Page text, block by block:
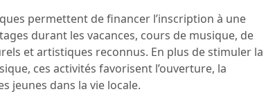
permettent de financer l’inscription à une
durant les vacances, cours de musique, de
et artistiques reconnus. En plus de stimuler la
ces activités favorisent l’ouverture, la
jeunes dans la vie locale.